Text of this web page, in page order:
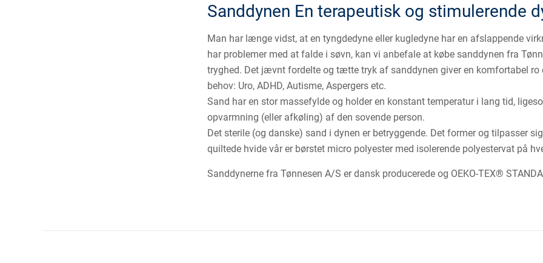
Sanddynen En terapeutisk og stimulerende
Man har længe vidst, at en tyngdedyne eller kugledyne har en afslappende
har problemer med at falde i søvn, kan vi anbefale at købe sanddynen fra
tryghed. Det jævnt fordelte og tætte tryk af sanddynen giver en komfortabel
behov: Uro, ADHD, Autisme, Aspergers etc.
Sand har en stor massefylde og holder en konstant temperatur i lang tid,
opvarmning (eller afkøling) af den sovende person.
Det sterile (og danske) sand i dynen er betryggende. Det former og tilpasser
quiltede hvide vår er børstet micro polyester med isolerende polyestervat på
Sanddynerne fra Tønnesen A/S er dansk producerede og OEKO-TEX®